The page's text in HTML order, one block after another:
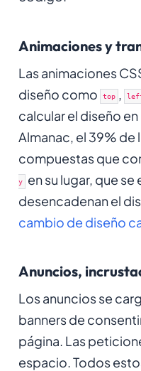
Animaciones y
Las animaciones
diseño como
top ,
calcular el diseño
Almanac, el 39% de
compuestas que
y en su lugar, que
desencadenan el
cambio de diseño
Anuncios,
Los anuncios se
banners de
página. Las
espacio. Todos